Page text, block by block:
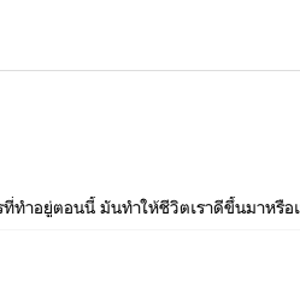
ทำอยู่ตอนนี้ มันทำให้ชีวิตเราดีขึ้นมาหรือ